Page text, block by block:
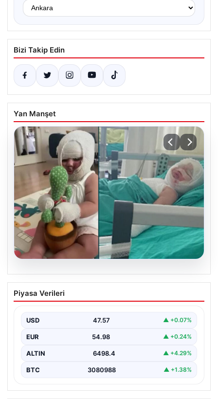
Bizi Takip Edin
Yan Manşet
Domates konservesi bomba gibi patladı,
9 aylık bebeğin vücudu yandı
Piyasa Verileri
USD 47.57 ▲ +0.07%
EUR 54.98 ▲ +0.24%
ALTIN 6498.4 ▲ +4.29%
BTC 3080988 ▲ +1.38%